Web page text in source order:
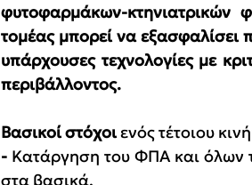
φυτοφαρμάκων-κτηνιατρικών
τομέας μπορεί να εξασφαλίσει
υπάρχουσες τεχνολογίες με
περιβάλλοντος.
Βασικοί στόχοι ενός τέτοιου
- Κατάργηση του ΦΠΑ και όλων
στα βασικά.